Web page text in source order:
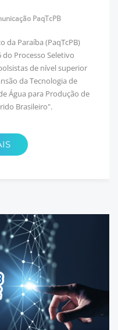
PaqTcPB
da Paraíba (PaqTcPB)
Processo Seletivo
de nível superior
da Tecnologia de
Água para Produção de
Brasileiro".